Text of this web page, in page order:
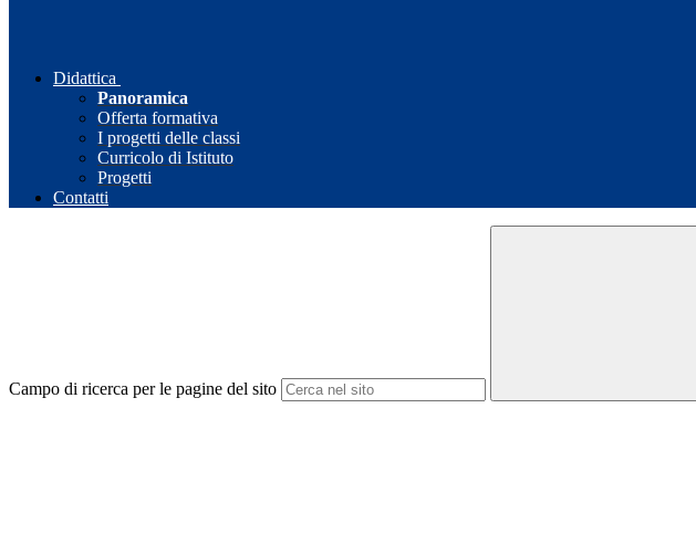
Didattica
Panoramica
Offerta formativa
I progetti delle classi
Curricolo di Istituto
Progetti
Contatti
Campo di ricerca per le pagine del sito